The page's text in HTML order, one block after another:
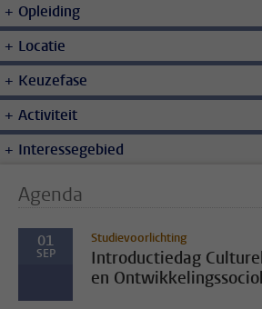
Opleiding
Locatie
Keuzefase
Activiteit
Interessegebied
Agenda
01
SEP
Studievoorlichting
Introductiedag
en